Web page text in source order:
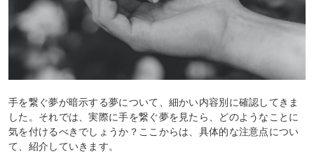
手を繋ぐ夢が暗示する夢について、細かい内容別に確認してきま
した。それでは、実際に手を繋ぐ夢を見たら、どのようなことに
気を付けるべきでしょうか？ここからは、具体的な注意点につい
て、紹介していきます。